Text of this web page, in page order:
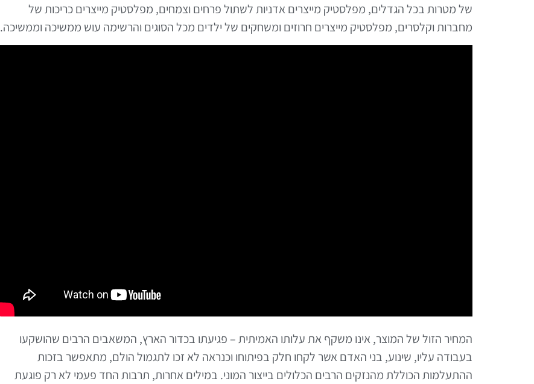
של מטרות בכל הגדלים, מפלסטיק מייצרים אדניות לשתול פרחים וצמחים, מפלסטיק מייצרים כריכות של
מחברות וקלסרים, מפלסטיק מייצרים חרוזים ומשחקים של ילדים מכל הסוגים והרשימה עוש ממשיכה וממשיכה.
המחיר הזול של המוצר, אינו משקף את עלותו האמיתית – פגיעתו בכדור הארץ, המשאבים הרבים שהושקעו
בעבודה עליו, שינוע, בני האדם אשר לקחו חלק בפיתוחו וכנראה לא זכו לתגמול הולם, מתאפשר בזכות
ההתעלמות הכוללת מהנזקים הרבים הכלולים בייצור המוני. במילים אחרות, תרבות החד פעמי לא רק פוגעת